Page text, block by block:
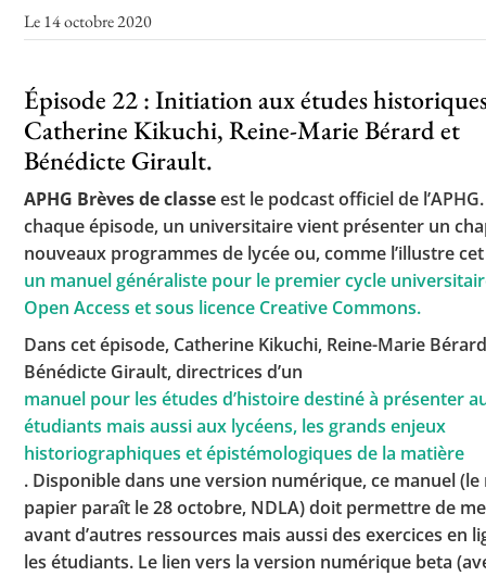
Le 14 octobre 2020
Épisode 22 : Initiation aux études
Catherine Kikuchi, Reine-Marie Bérard et
Bénédicte Girault.
APHG Brèves de classeest le podcast officiel de
chaque épisode, un universitaire vient présenter un
nouveaux programmes de lycée ou, comme l’illustre
un manuel généraliste pour le premier cycle
Open Access et sous licence Creative Commons.
Dans cet épisode, Catherine Kikuchi, Reine-Marie
Bénédicte Girault, directrices d’un
manuel pour les études d’histoire destiné à présenter
étudiants mais aussi aux lycéens, les grands enjeux
historiographiques et épistémologiques de la matière
. Disponible dans une version numérique, ce manuel (le
papier paraît le 28 octobre, NDLA) doit permettre de
avant d’autres ressources mais aussi des exercices en
les étudiants. Le lien vers la version numérique beta